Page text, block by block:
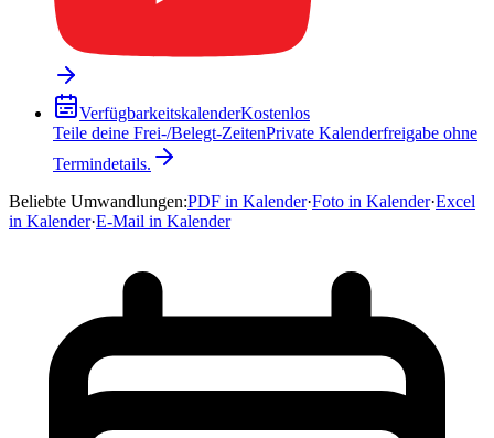
VerfügbarkeitskalenderKostenlos
Teile deine Frei-/Belegt-ZeitenPrivate Kalenderfreigabe ohne
Termindetails.
Beliebte Umwandlungen:PDF in Kalender·Foto in Kalender·Excel
in Kalender·E-Mail in Kalender